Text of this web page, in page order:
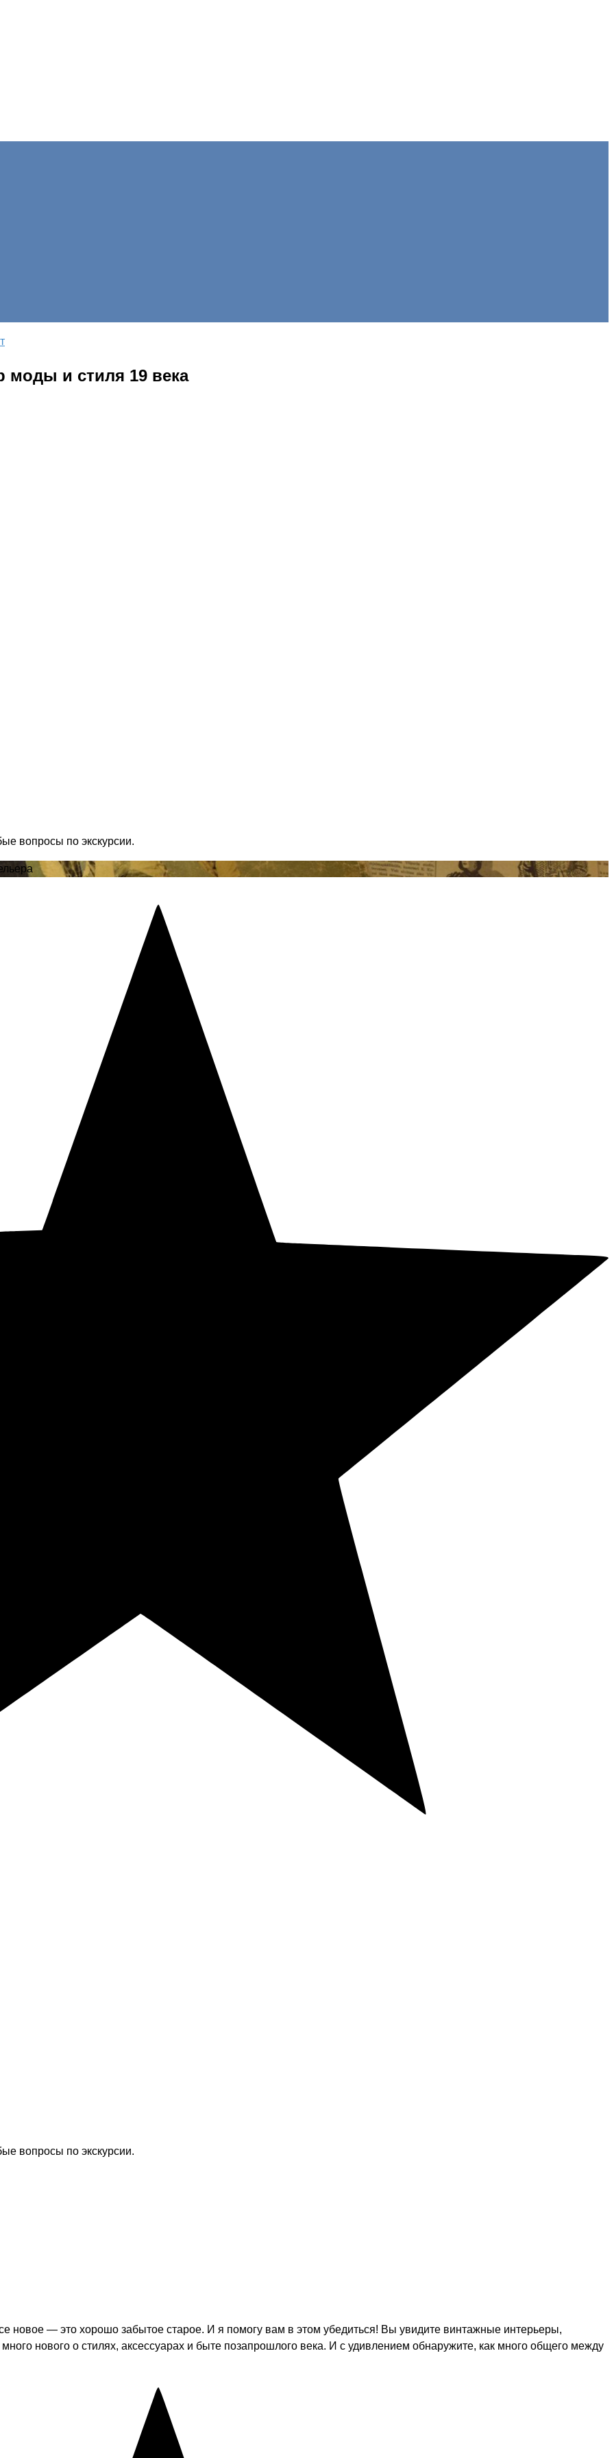
моды и стиля 19 века
вопросы по экскурсии.
вопросы по экскурсии.
новое — это хорошо забытое старое. И я помогу вам в этом убедиться! Вы увидите винтажные интерьеры,
нового о стилях, аксессуарах и быте позапрошлого века. И с удивлением обнаружите, как много общего между